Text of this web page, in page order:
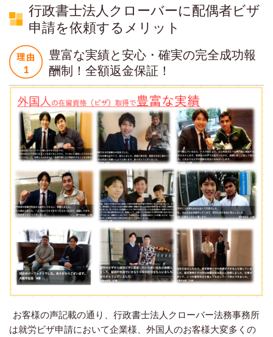
行政書士法人クローバーに配偶者ビザ
申請を依頼するメリット
豊富な実績と安心・確実の完全成功報
酬制！全額返金保証！
お客様の声記載の通り、行政書士法人クローバー法務事務所
は就労ビザ申請において企業様、外国人のお客様大変多くの